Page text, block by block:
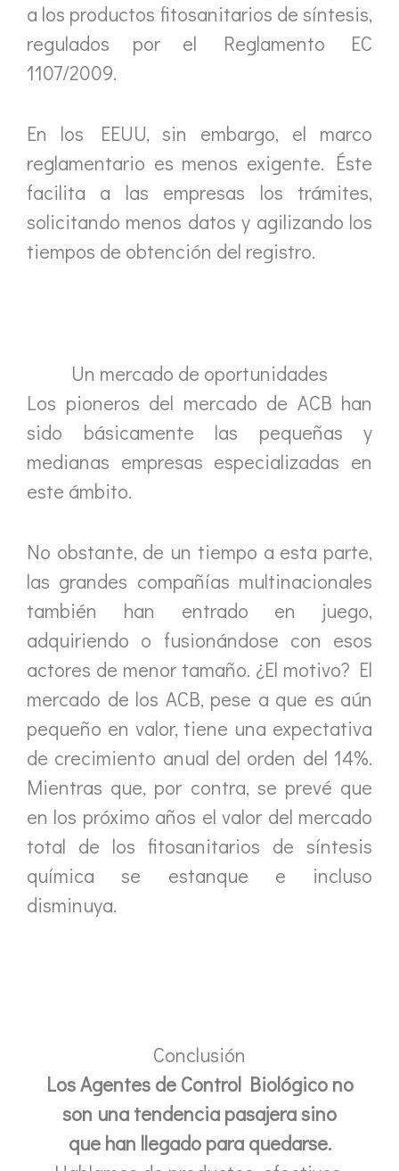
a los productos fitosanitarios de síntesis,
regulados por el Reglamento EC
1107/2009.
En los EEUU, sin embargo, el marco
reglamentario es menos exigente. Éste
facilita a las empresas los trámites,
solicitando menos datos y agilizando los
tiempos de obtención del registro.
Un mercado de oportunidades
Los pioneros del mercado de ACB han
sido básicamente las pequeñas y
medianas empresas especializadas en
este ámbito.
No obstante, de un tiempo a esta parte,
las grandes compañías multinacionales
también han entrado en juego,
adquiriendo o fusionándose con esos
actores de menor tamaño. ¿El motivo? El
mercado de los ACB, pese a que es aún
pequeño en valor, tiene una expectativa
de crecimiento anual del orden del 14%.
Mientras que, por contra, se prevé que
en los próximo años el valor del mercado
total de los fitosanitarios de síntesis
química se estanque e incluso
disminuya.
Conclusión
Los Agentes de Control Biológico no
son una tendencia pasajera sino
que han llegado para quedarse.